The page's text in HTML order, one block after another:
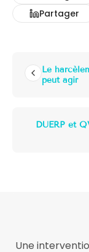
Partager
Le
peut agir
DUERP et
Une